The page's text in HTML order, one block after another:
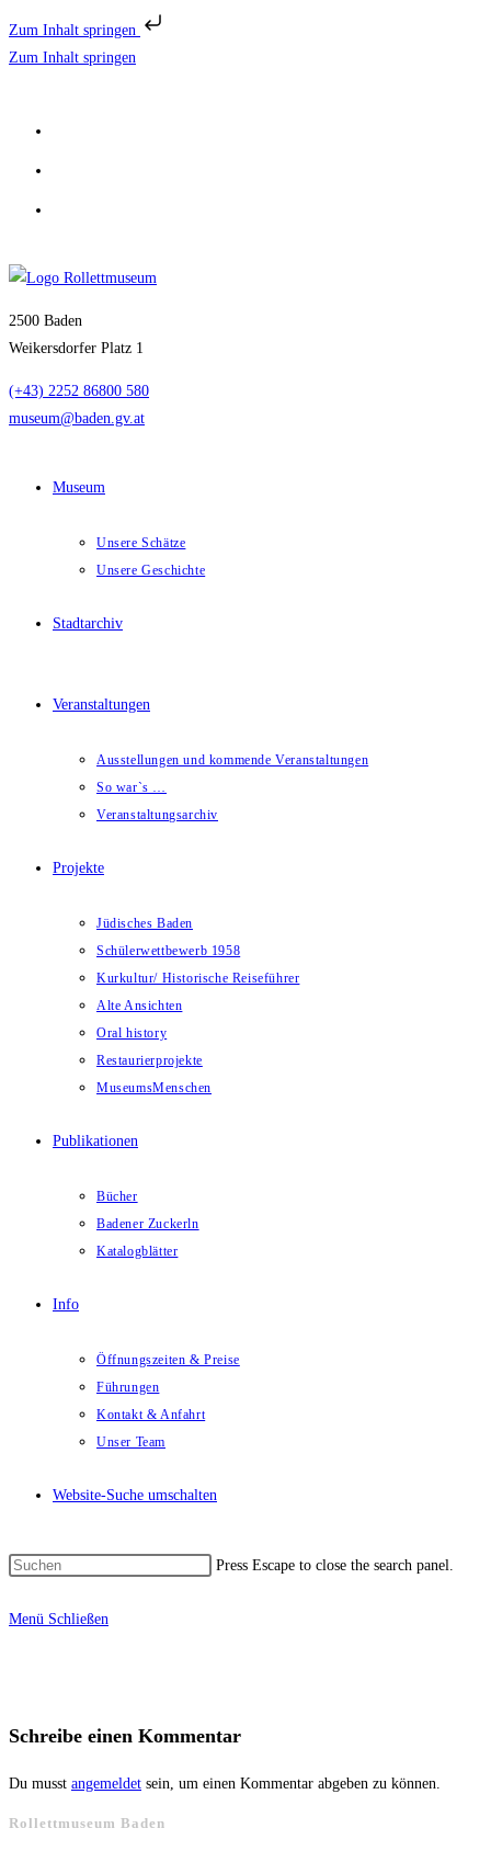
Zum Inhalt springen
Zum Inhalt springen
2500 Baden
Weikersdorfer Platz 1
(+43) 2252 86800 580
museum@baden.gv.at
Museum
Unsere Schätze
Unsere Geschichte
Stadtarchiv
Veranstaltungen
Ausstellungen und kommende Veranstaltungen
So war`s …
Veranstaltungsarchiv
Projekte
Jüdisches Baden
Schülerwettbewerb 1958
Kurkultur/ Historische Reiseführer
Alte Ansichten
Oral history
Restaurierprojekte
MuseumsMenschen
Publikationen
Bücher
Badener Zuckerln
Katalogblätter
Info
Öffnungszeiten & Preise
Führungen
Kontakt & Anfahrt
Unser Team
Website-Suche umschalten
Press Escape to close the search panel.
Menü Schließen
Schreibe einen Kommentar
Du musst angemeldet sein, um einen Kommentar abgeben zu können.
Rollettmuseum Baden